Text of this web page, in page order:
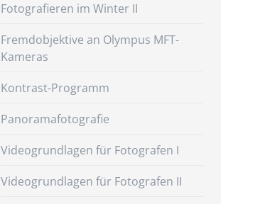
Fotografieren im Winter II
Fremdobjektive an Olympus MFT-
Kameras
Kontrast-Programm
Panoramafotografie
Videogrundlagen für Fotografen I
Videogrundlagen für Fotografen II